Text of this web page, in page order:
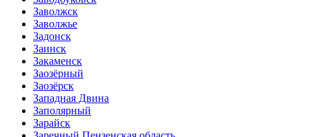
Заволжск
Заволжье
Задонск
Заинск
Закаменск
Заозёрный
Заозёрск
Западная Двина
Заполярный
Зарайск